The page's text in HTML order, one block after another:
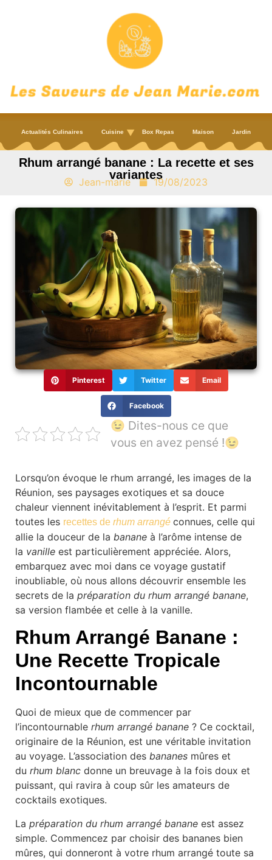
Actualités Culinaires Cuisine Box Repas Maison Jardin
Rhum arrangé banane : La recette et ses
variantes
Jean-marie 19/08/2023
Pinterest Twitter Email
Facebook
😉 Dites-nous ce que
vous en avez pensé !😉
Lorsqu’on évoque le rhum arrangé, les images de la
Réunion, ses paysages exotiques et sa douce
chaleur viennent inévitablement à l’esprit. Et parmi
toutes les recettes de rhum arrangé connues, celle qui
allie la douceur de la banane à l’arôme intense de
la vanille est particulièrement appréciée. Alors,
embarquez avec moi dans ce voyage gustatif
inoubliable, où nous allons découvrir ensemble les
secrets de la préparation du rhum arrangé banane,
sa version flambée et celle à la vanille.
Rhum Arrangé Banane :
Une Recette Tropicale
Incontournable
Quoi de mieux que de commencer par
l’incontournable rhum arrangé banane ? Ce cocktail,
originaire de la Réunion, est une véritable invitation
au voyage. L’association des bananes mûres et
du rhum blanc donne un breuvage à la fois doux et
puissant, qui ravira à coup sûr les amateurs de
cocktails exotiques.
La préparation du rhum arrangé banane est assez
simple. Commencez par choisir des bananes bien
mûres, qui donneront à votre rhum arrangé toute sa